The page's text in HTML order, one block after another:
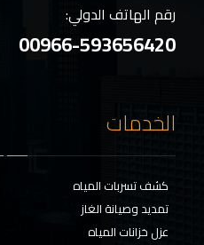
رقم الهاتف الدولي:
00966-593656420
الخدمات
كشف تسربات المياه
تمديد وصيانة الغاز
عزل خزانات المياه